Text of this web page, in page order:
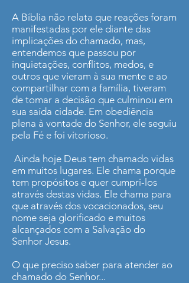
A Bíblia não relata que reações foram
manifestadas por ele diante das
implicações do chamado, mas,
entendemos que passou por
inquietações, conflitos, medos, e
outros que vieram à sua mente e ao
compartilhar com a família, tiveram
de tomar a decisão que culminou em
sua saída cidade. Em obediência
plena à vontade do Senhor, ele seguiu
pela Fé e foi vitorioso.
Ainda hoje Deus tem chamado vidas
em muitos lugares. Ele chama porque
tem propósitos e quer cumpri-los
através destas vidas. Ele chama para
que através dos vocacionados, seu
nome seja glorificado e muitos
alcançados com a Salvação do
Senhor Jesus.
O que preciso saber para atender ao
chamado do Senhor...